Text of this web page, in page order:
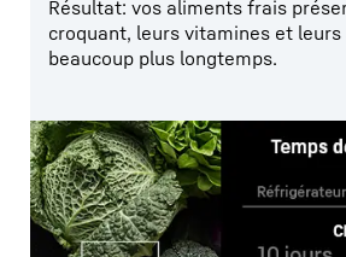
Résultat: vos aliments frais
croquant, leurs vitamines et leurs
beaucoup plus longtemps.